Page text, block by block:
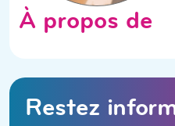
À propos de
Restez